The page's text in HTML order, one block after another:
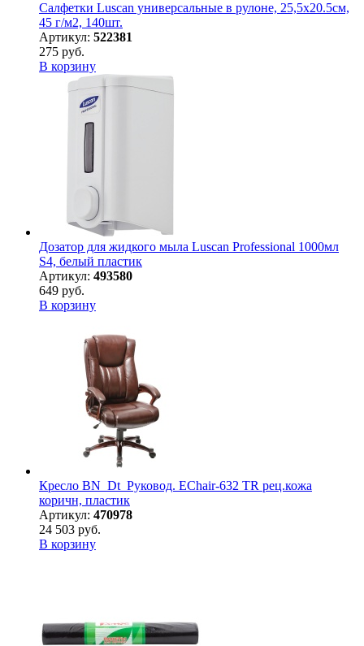
Салфетки Luscan универсальные в рулоне, 25,5х20.5см,
45 г/м2, 140шт.
Артикул: 522381
275 руб.
В корзину
Дозатор для жидкого мыла Luscan Professional 1000мл
S4, белый пластик
Артикул: 493580
649 руб.
В корзину
Кресло BN_Dt_Руковод. EChair-632 TR рец.кожа
коричн, пластик
Артикул: 470978
24 503 руб.
В корзину